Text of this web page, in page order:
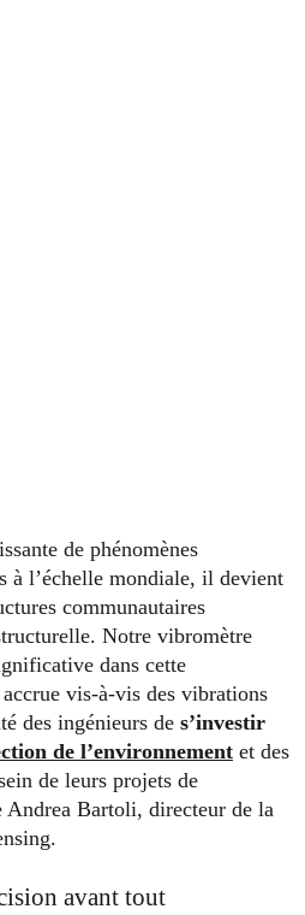
de phénomènes
à l’échelle mondiale, il devient
communautaires
Notre vibromètre
dans cette
vis-à-vis des vibrations
des ingénieurs de s’investir
de l’environnement et des
de leurs projets de
Andrea Bartoli, directeur de la
avant tout